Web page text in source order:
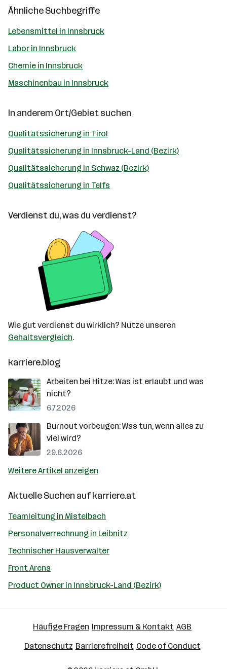
Ähnliche Suchbegriffe
Lebensmittel in Innsbruck
Labor in Innsbruck
Chemie in Innsbruck
Maschinenbau in Innsbruck
In anderem Ort/Gebiet suchen
Qualitätssicherung in Tirol
Qualitätssicherung in Innsbruck-Land (Bezirk)
Qualitätssicherung in Schwaz (Bezirk)
Qualitätssicherung in Telfs
Verdienst du, was du verdienst?
Wie gut verdienst du wirklich? Nutze unseren
Gehaltsvergleich.
karriere.blog
Arbeiten bei Hitze: Was ist erlaubt und was
nicht?
6.7.2026
Burnout vorbeugen: Was tun, wenn alles zu
viel wird?
29.6.2026
Weitere Artikel anzeigen
Aktuelle Suchen aufkarriere.at
Teamleitung in Mistelbach
Personalverrechnung in Leibnitz
Technischer Hausverwalter
Front Arena
Product Owner in Innsbruck-Land (Bezirk)
Häufige Fragen Impressum & Kontakt AGB
Datenschutz Barrierefreiheit Code of Conduct